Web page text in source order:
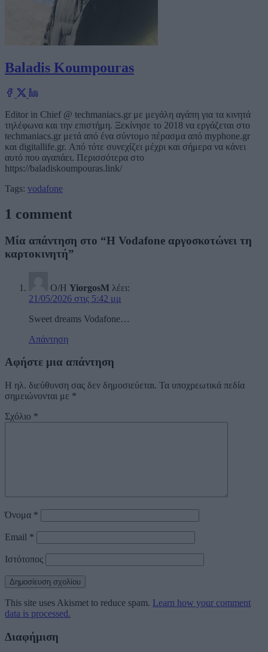
Baladis Koumpouras
Editor in Chief @ techmaniacs.gr με μεγάλη αγάπη για τα κινητά
τηλέφωνα και την επιστήμη. Ξεκίνησε το 2018 να εργάζεται στο
techmaniacs.gr μετά από ένα σύντομο πέρασμα από myphone.gr
και digitallife.gr. Από τότε συνεχίζει μέχρι και σήμερα να κάνει
αυτό που αγαπάει. Περισσότερα στο
https://baladiskoumpouras.link/
Tags: vodafone
1 comment
Μία απάντηση στο “Η Vodafone αργοσκοτώνει τη
καρτοκινητή”
Ο/Η YiorgosM λέει:
21/05/2026 στις 5:42 μμ
Sweet dreams Vodafone…
Απάντηση
Αφήστε μια απάντηση
Η ηλ. διεύθυνση σας δεν δημοσιεύεται. Τα υποχρεωτικά πεδία
σημειώνονται με *
Σχόλιο *
Όνομα *
Email *
Ιστότοπος
This site uses Akismet to reduce spam. Learn how your comment
data is processed.
Διαφήμιση